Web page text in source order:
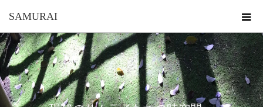
SAMURAI